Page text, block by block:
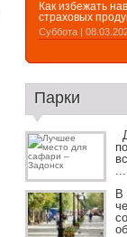
Как избежать
страховых
Суббота |
Парки
...
В